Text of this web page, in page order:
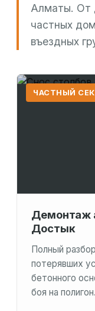
Алматы. От
частных
въездных
ЧАСТНЫЙ
Демонтаж
Достык
Полный
потерявших
бетонного
боя на полигон.